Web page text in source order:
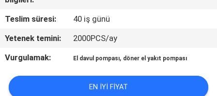
BIZE
ULAŞIN
HABERLER
Teslim süresi:
40 iş günü
Yetenek temini:
2000PCS/ay
Vurgulamak:
El davul pompası, döner el yakıt pompası
EN IYI FIYAT